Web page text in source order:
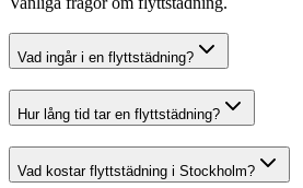
Vad ingår i en flyttstädning?
Hur lång tid tar en flyttstädning?
Vad kostar flyttstädning i Stockholm?